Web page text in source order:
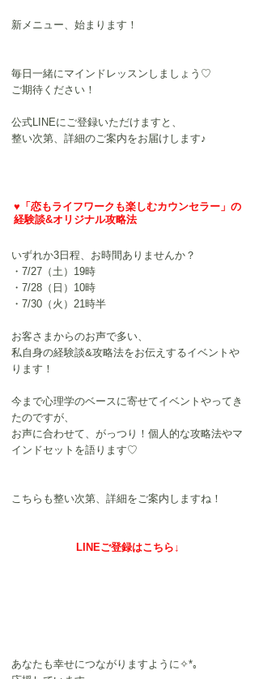
新メニュー、始まります！
毎日一緒にマインドレッスンしましょう♡
ご期待ください！
公式LINEにご登録いただけますと、
整い次第、詳細のご案内をお届けします♪
♥ 「恋もライフワークも楽しむカウンセラー」の
経験談&オリジナル攻略法
いずれか3日程、お時間ありませんか？
・7/27（土）19時
・7/28（日）10時
・7/30（火）21時半
お客さまからのお声で多い、
私自身の経験談&攻略法をお伝えするイベントや
ります！
今まで心理学のベースに寄せてイベントやってき
たのですが、
お声に合わせて、がっつり！個人的な攻略法やマ
インドセットを語ります♡
こちらも整い次第、詳細をご案内しますね！
LINEご登録はこちら↓
あなたも幸せにつながりますように✧*｡